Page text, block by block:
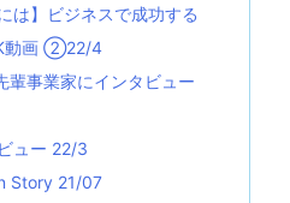
は】ビジネスで成功する
動画 ②22/4
輩事業家にインタビュー
ュー 22/3
Story 21/07